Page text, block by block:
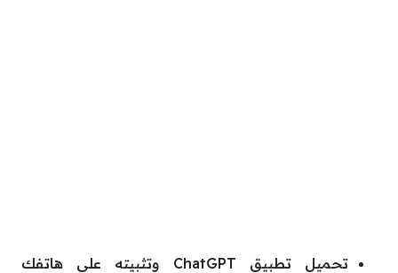
تحميل تطبيق ChatGPT وتثبيته على هاتفك